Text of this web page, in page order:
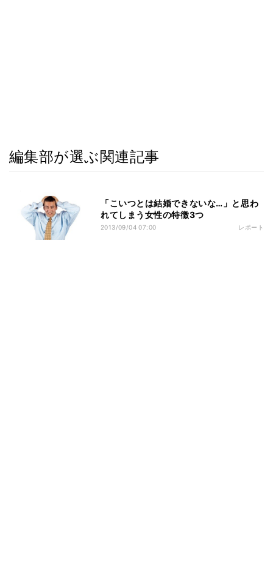
編集部が選ぶ関連記事
「こいつとは結婚できないな…」と思わ
れてしまう女性の特徴3つ
2013/09/04 07:00 レポート